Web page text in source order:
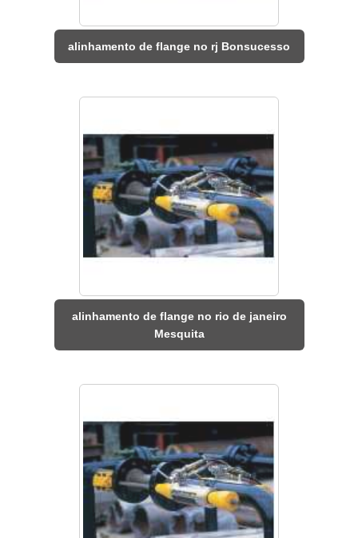
alinhamento de flange no rj Bonsucesso
alinhamento de flange no rio de janeiro
Mesquita